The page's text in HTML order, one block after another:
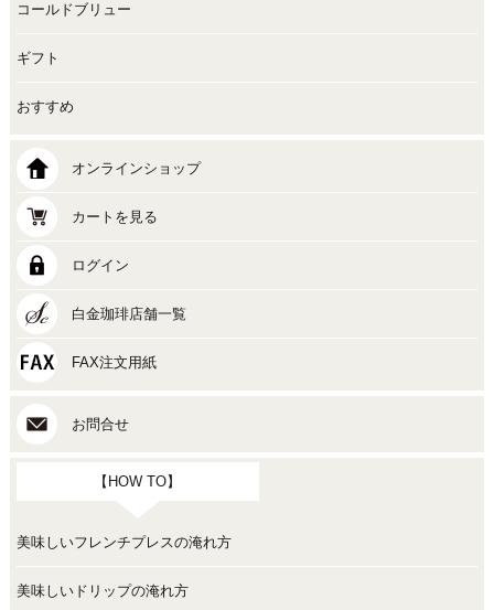
コールドブリュー
ギフト
おすすめ
オンラインショップ
カートを見る
ログイン
白金珈琲店舗一覧
FAX注文用紙
お問合せ
【HOW TO】
美味しいフレンチプレスの淹れ方
美味しいドリップの淹れ方